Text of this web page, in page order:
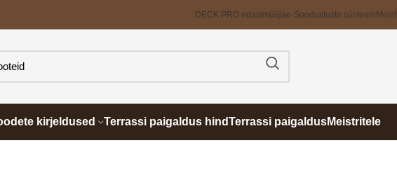
DECK PRO edasimüüjae-Soodustuste süsteem Meist
kirjeldused Terrassi paigaldus hindTerrassi paigaldusMeistritele